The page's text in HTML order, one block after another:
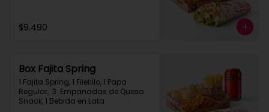
$9.490
Box Fajita Spring
1 Fajita Spring, 1 Filetillo, 1 Papa
Regular,  3  Empanadas de Queso
Snack, 1 Bebida en Lata